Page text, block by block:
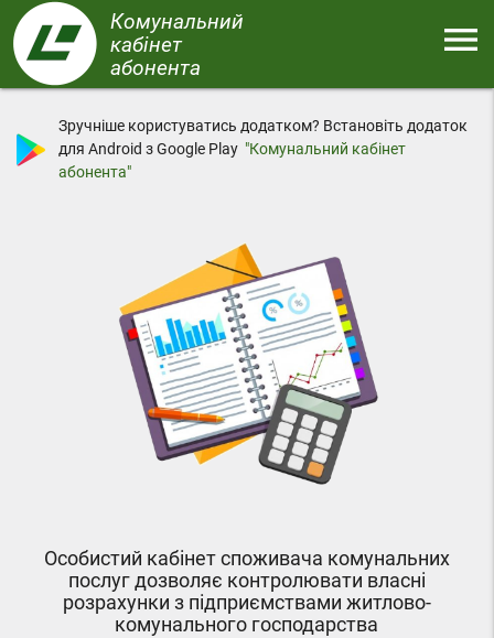
Перейти
до
основного
вмісту
Комунальний
кабінет
абонента
menu
Зручніше користуватись додатком? Встановіть додаток
для Android з Google Play "Комунальний кабінет
абонента"
Особистий кабінет споживача комунальних
послуг дозволяє контролювати власні
розрахунки з підприємствами житлово-
комунального господарства